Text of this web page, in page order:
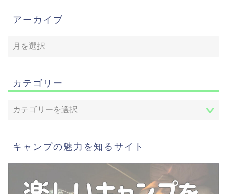
アーカイブ
カテゴリー
キャンプの魅力を知るサイト